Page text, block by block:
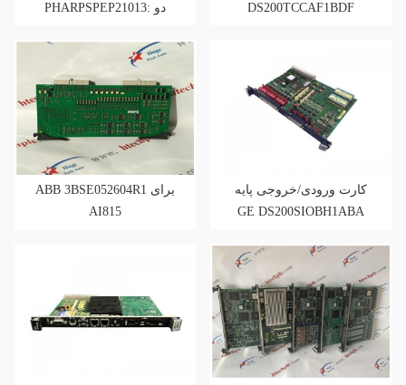
PHARPSPEP21013: دو
DS200TCCAF1BDF
ABB 3BSE052604R1 برای
AI815
کارت ورودی/خروجی پایه
GE DS200SIOBH1ABA